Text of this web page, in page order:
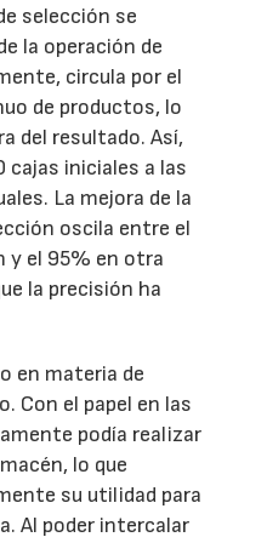
selección se
la operación de
circula por el
de productos, lo
del resultado. Así,
cajas iniciales a las
La mejora de la
oscila entre el
y el 95% en otra
la precisión ha
en materia de
Con el papel en las
podía realizar
lo que
su utilidad para
Al poder intercalar